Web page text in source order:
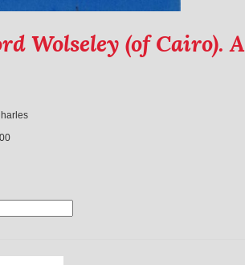
Wolseley (of Cairo).